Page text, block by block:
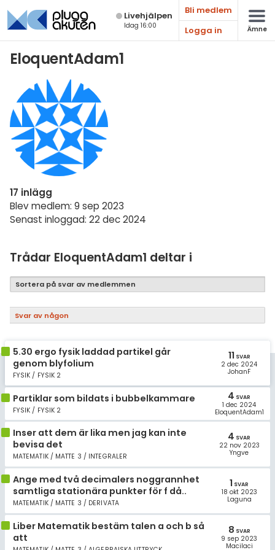
Live­hjälpen
Idag 16:00
Bli medlem
Logga in
Ämne
EloquentAdam1
17 inlägg
Blev medlem: 9 sep 2023
Senast inloggad: 22 dec 2024
Trådar EloquentAdam1 deltar i
Sortera på svar av medlemmen
Svar av någon
5.30 ergo fysik laddad partikel går
genom blyfolium
FYSIK / FYSIK 2
11 SVAR
2 dec 2024
JohanF
Partiklar som bildats i bubbelkammare
FYSIK / FYSIK 2
4 SVAR
1 dec 2024
EloquentAdam1
Inser att dem är lika men jag kan inte
bevisa det
MATEMATIK / MATTE 3 / INTEGRALER
4 SVAR
22 nov 2023
Yngve
Ange med två decimalers noggrannhet
samtliga stationära punkter för f då..
MATEMATIK / MATTE 3 / DERIVATA
1 SVAR
18 okt 2023
Laguna
Liber Matematik bestäm talen a och b så
att
8 SVAR
9 sep 2023
Macilaci
Matematik
Engelska
Fler språk
Samhällsorientering
Fler ämnen
Övriga diskussioner
Regler
För lärare
1 inloggade
Om Pluggakuten